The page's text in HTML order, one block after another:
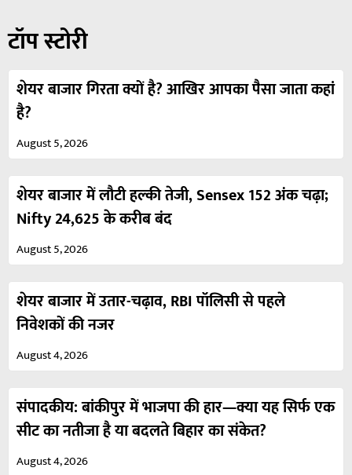
टॉप स्टोरी
शेयर बाजार गिरता क्यों है? आखिर आपका पैसा जाता कहां
है?
August 5, 2026
शेयर बाजार में लौटी हल्की तेजी, Sensex 152 अंक चढ़ा;
Nifty 24,625 के करीब बंद
August 5, 2026
शेयर बाजार में उतार-चढ़ाव, RBI पॉलिसी से पहले
निवेशकों की नजर
August 4, 2026
संपादकीय: बांकीपुर में भाजपा की हार—क्या यह सिर्फ एक
सीट का नतीजा है या बदलते बिहार का संकेत?
August 4, 2026